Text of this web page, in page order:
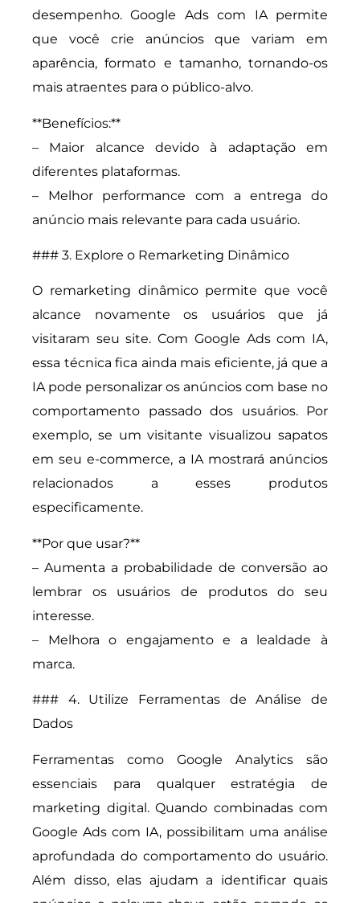
desempenho. Google Ads com IA permite
que você crie anúncios que variam em
aparência, formato e tamanho, tornando-os
mais atraentes para o público-alvo.
**Benefícios:**
– Maior alcance devido à adaptação em
diferentes plataformas.
– Melhor performance com a entrega do
anúncio mais relevante para cada usuário.
### 3. Explore o Remarketing Dinâmico
O remarketing dinâmico permite que você
alcance novamente os usuários que já
visitaram seu site. Com Google Ads com IA,
essa técnica fica ainda mais eficiente, já que a
IA pode personalizar os anúncios com base no
comportamento passado dos usuários. Por
exemplo, se um visitante visualizou sapatos
em seu e-commerce, a IA mostrará anúncios
relacionados a esses produtos
especificamente.
**Por que usar?**
– Aumenta a probabilidade de conversão ao
lembrar os usuários de produtos do seu
interesse.
– Melhora o engajamento e a lealdade à
marca.
### 4. Utilize Ferramentas de Análise de
Dados
Ferramentas como Google Analytics são
essenciais para qualquer estratégia de
marketing digital. Quando combinadas com
Google Ads com IA, possibilitam uma análise
aprofundada do comportamento do usuário.
Além disso, elas ajudam a identificar quais